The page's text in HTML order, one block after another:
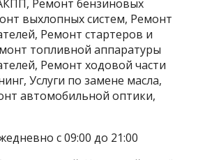
Ремонт бензиновых
выхлопных систем, Ремонт
Ремонт стартеров и
топливной аппаратуры
Ремонт ходовой части
Услуги по замене масла,
автомобильной оптики,
с 09:00 до 21:00